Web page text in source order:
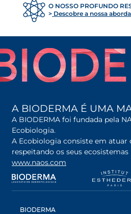
O NOSSO PROFUNDO
Descobre a nossa
A BIODERMA É UMA
A BIODERMA foi fundada pela
Ecobiologia.
A Ecobiologia consiste em atuar
respeitando os seus ecosistemas
www.naos.com
opens in a new tab
BIODERMA